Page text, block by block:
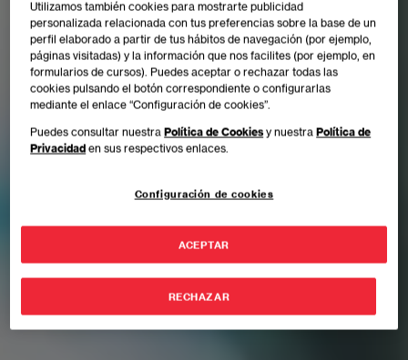
Utilizamos también cookies para mostrarte publicidad
personalizada relacionada con tus preferencias sobre la base de un
perfil elaborado a partir de tus hábitos de navegación (por ejemplo,
páginas visitadas) y la información que nos facilites (por ejemplo, en
formularios de cursos). Puedes aceptar o rechazar todas las
cookies pulsando el botón correspondiente o configurarlas
mediante el enlace “Configuración de cookies”.
Puedes consultar nuestraPolítica de Cookies y nuestraPolítica de
Privacidad en sus respectivos enlaces.
Configuración de cookies
RECHAZAR
ACEPTAR